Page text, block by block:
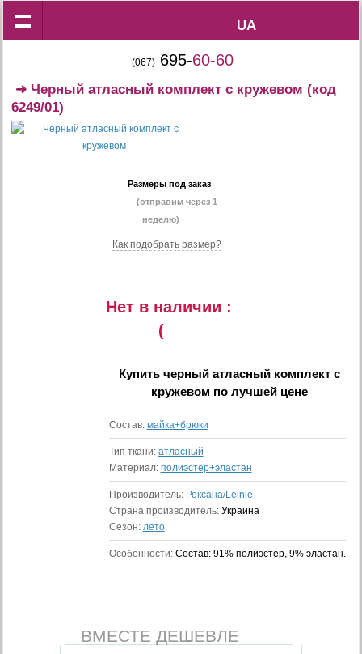
UA
UA
(067) 695-60-60
➜ Черный атласный комплект с кружевом (код
6249/01)
Размеры под заказ
(отправим через 1
неделю)
Как подобрать размер?
Нет в наличии :
(
Купить черный атласный комплект с
кружевом по лучшей цене
Состав: майка+брюки
Тип ткани: атласный
Материал: полиэстер+эластан
Производитель: Роксана/Leinle
Страна производитель: Украина
Сезон: лето
Особенности: Состав: 91% полиэстер, 9% эластан.
ВМЕСТЕ ДЕШЕВЛЕ